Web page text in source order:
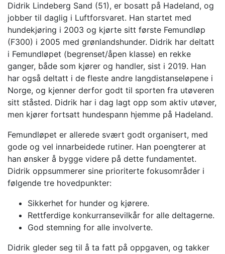
Didrik Lindeberg Sand (51), er bosatt på Hadeland, og
jobber til daglig i Luftforsvaret. Han startet med
hundekjøring i 2003 og kjørte sitt første Femundløp
(F300) i 2005 med grønlandshunder. Didrik har deltatt
i Femundløpet (begrenset/åpen klasse) en rekke
ganger, både som kjører og handler, sist i 2019. Han
har også deltatt i de fleste andre langdistanseløpene i
Norge, og kjenner derfor godt til sporten fra utøveren
sitt ståsted. Didrik har i dag lagt opp som aktiv utøver,
men kjører fortsatt hundespann hjemme på Hadeland.
Femundløpet er allerede svært godt organisert, med
gode og vel innarbeidede rutiner. Han poengterer at
han ønsker å bygge videre på dette fundamentet.
Didrik oppsummerer sine prioriterte fokusområder i
følgende tre hovedpunkter:
Sikkerhet for hunder og kjørere.
Rettferdige konkurransevilkår for alle deltagerne.
God stemning for alle involverte.
Didrik gleder seg til å ta fatt på oppgaven, og takker